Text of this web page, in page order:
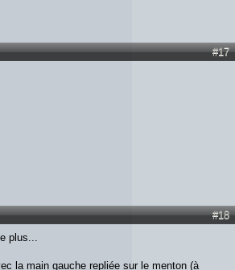
#17
#18
plus...
la main gauche repliée sur le menton (à